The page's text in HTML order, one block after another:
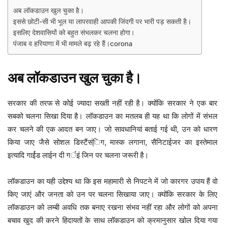
अब लॉकडाउन खुल चुका है।
इससे छोटी-सी भी भूल या लापरवाही आपकी जिंदगी पर भारी पड़ सकती है।
इसलिए देशवासियों को बहुत संभलकर चलना होगा।
पंजाब व हरियाणा में भी मामले बढ़ रहे हैं।corona
अब लॉकडाउन खुल चुका है।
सरकार की तरफ से कोई ज्यादा सख्ती नहीं रही है। क्योंकि सरकार ने एक बार
सबको चलना सिखा दिया है। लॉकडाउन का मतलब ही यह था कि लोगों में संभल
कर चलने की एक आदत बन जाए। जो सावधानियां बताई गई थी, उन को धारण
किया जाए जैसे सोशल डिस्टैंस्ंिग, मास्क लगाना, सैनिटाईजर का इस्तेमाल
इत्यादि गार्ईड लाईन दी गर्इं जिन पर चलना जरूरी है।
लॉकडाउन का यही उद्देश्य था कि इस महामारी से निपटने में जो कारगर उपाय हैं वो
किए जाएं और जनता को उन पर चलना सिखाया जाए। क्योंकि सरकार के लिए
लॉकडाउन को लम्बी अवधि तक बनाए रखना संभव नहीं रहा और लोगों को अपना
बचाव खुद की करने हिदायतों के साथ लॉकडाउन को क्रमानुसार खोल दिया गया